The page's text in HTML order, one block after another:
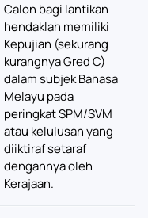
Calon bagi lantikan
hendaklah memiliki
Kepujian (sekurang
kurangnya Gred C)
dalam subjek Bahasa
Melayu pada
peringkat SPM/SVM
atau kelulusan yang
diiktiraf setaraf
dengannya oleh
Kerajaan.